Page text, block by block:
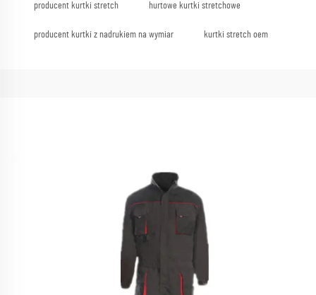
producent kurtki stretch hurtowe kurtki stretchowe
producent kurtki z nadrukiem na wymiar kurtki stretch oem